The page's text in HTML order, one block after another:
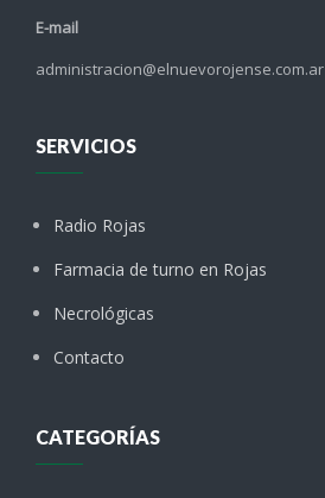
E-mail
administracion@elnuevorojense.com.ar
SERVICIOS
Radio Rojas
Farmacia de turno en Rojas
Necrológicas
Contacto
CATEGORÍAS